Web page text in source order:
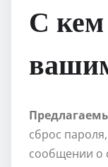
С
сброс
сообщении о